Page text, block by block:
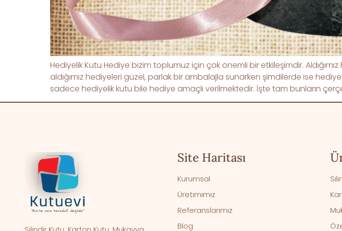
Hediyelik Kutu Hediye bizim toplumuz için çok önemli bir etkileşimdir.
aldığımız hediyeleri güzel, parlak bir ambalajla sunarken şimdilerde ise
sadece hediyelik kutu bile hediye amaçlı verilmektedir. İşte tam bunların
Site Haritası
Kurumsal
Üretimimiz
Referanslarımız
Blog